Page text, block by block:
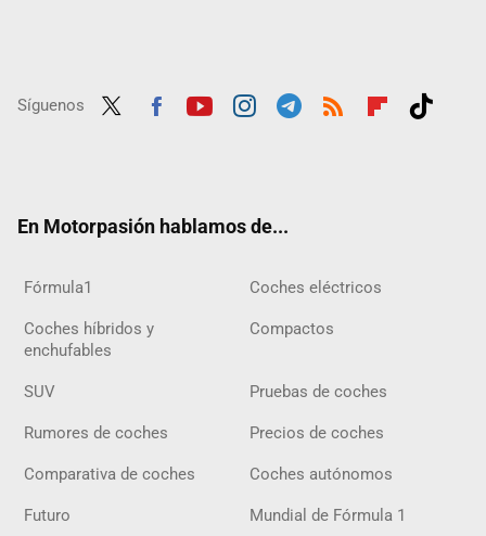
Síguenos
En Motorpasión hablamos de...
Fórmula1 Coches eléctricos
Coches híbridos y
enchufables
Compactos
SUV Pruebas de coches
Rumores de coches Precios de coches
Comparativa de coches Coches autónomos
Futuro Mundial de Fórmula 1